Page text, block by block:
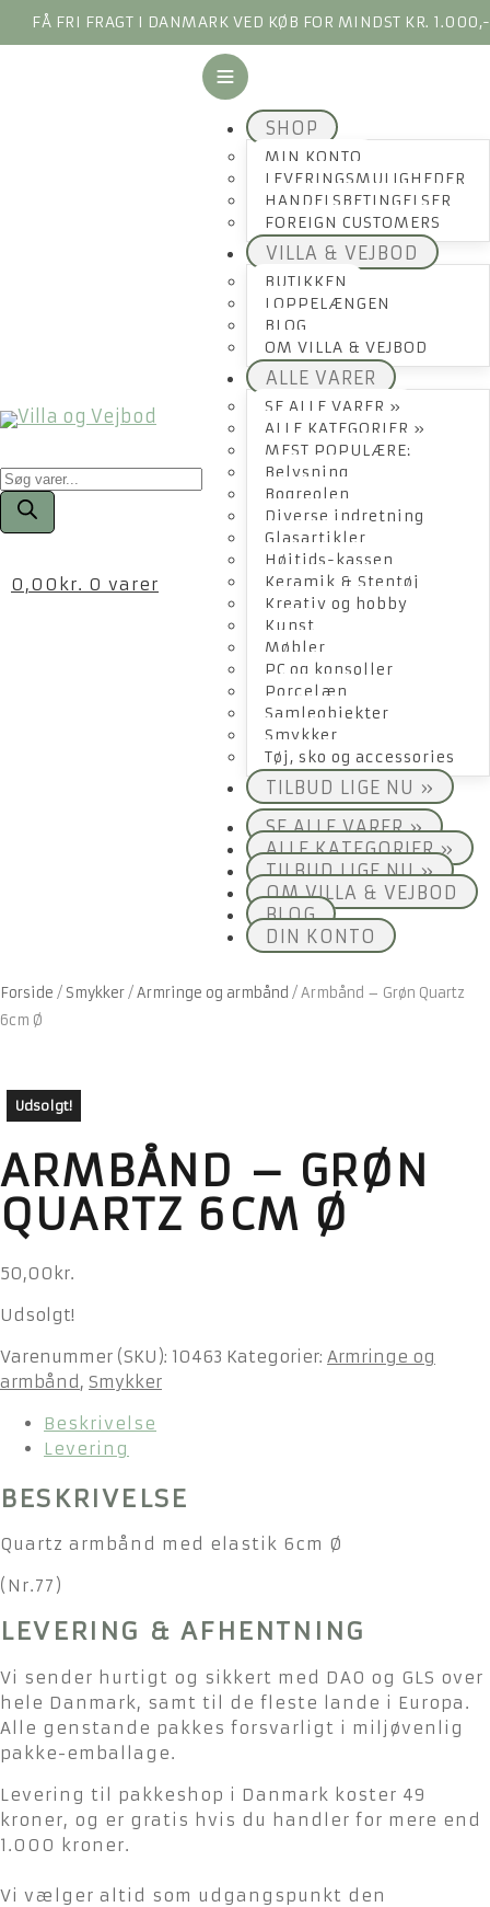
FÅ FRI FRAGT I DANMARK VED KØB FOR MINDST KR. 1.000,-
Products
search
0,00 kr. 0 varer
SHOP
MIN KONTO
LEVERINGSMULIGHEDER
HANDELSBETINGELSER
FOREIGN CUSTOMERS
VILLA & VEJBOD
BUTIKKEN
LOPPELÆNGEN
BLOG
OM VILLA & VEJBOD
ALLE VARER
SE ALLE VARER »
ALLE KATEGORIER »
MEST POPULÆRE:
Belysning
Bogreolen
Diverse indretning
Glasartikler
Højtids-kassen
Keramik & Stentøj
Kreativ og hobby
Kunst
Møbler
PC og konsoller
Porcelæn
Samleobjekter
Smykker
Tøj, sko og accessories
TILBUD LIGE NU »
SE ALLE VARER »
ALLE KATEGORIER »
TILBUD LIGE NU »
OM VILLA & VEJBOD
BLOG
DIN KONTO
Forside / Smykker/Armringe og armbånd /Armbånd – Grøn Quartz
6cm Ø
Udsolgt!
ARMBÅND – GRØN
QUARTZ 6CM Ø
50,00 kr.
Udsolgt!
Varenummer (SKU): 10463 Kategorier: Armringe og
armbånd, Smykker
Beskrivelse
Levering
BESKRIVELSE
Quartz armbånd med elastik 6cm Ø
(Nr.77)
LEVERING & AFHENTNING
Vi sender hurtigt og sikkert med DAO og GLS over
hele Danmark, samt til de fleste lande i Europa.
Alle genstande pakkes forsvarligt i miljøvenlig
pakke-emballage.
Levering til pakkeshop i Danmark koster 49
kroner, og er gratis hvis du handler for mere end
1.000 kroner.
Vi vælger altid som udgangspunkt den